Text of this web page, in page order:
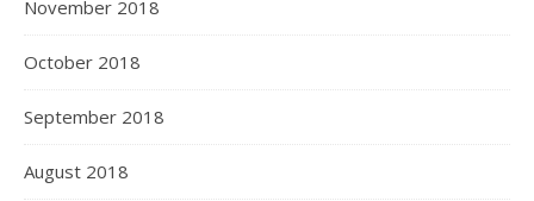
November 2018
October 2018
September 2018
August 2018